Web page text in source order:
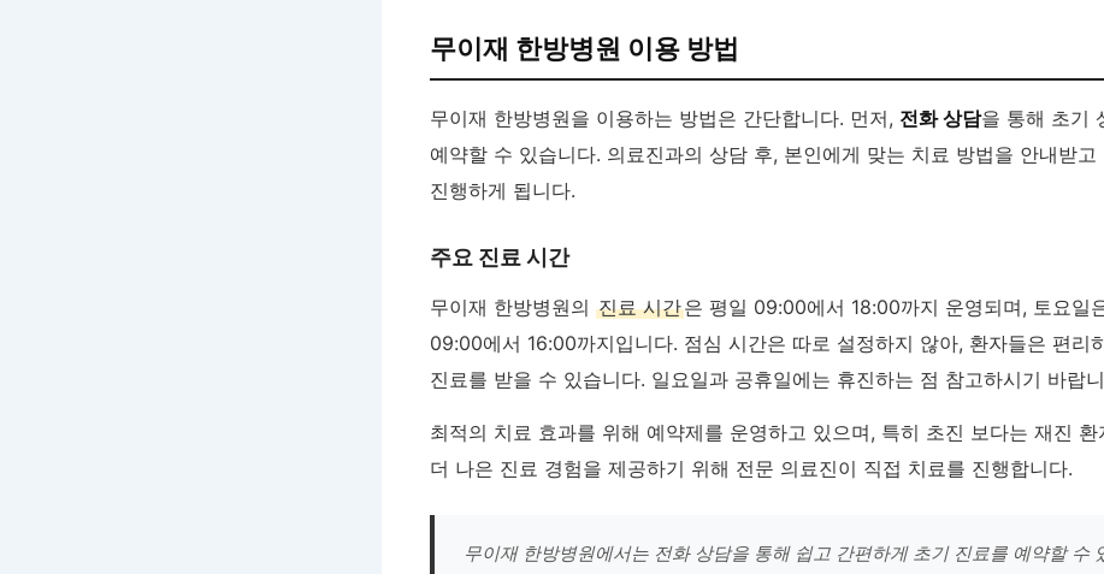
무이재 한방병원 이용 방법
무이재 한방병원을 이용하는 방법은 간단합니다. 먼저, 전화 상담을 통해 초기
예약할 수 있습니다. 의료진과의 상담 후, 본인에게 맞는 치료 방법을 안내받고
진행하게 됩니다.
주요 진료 시간
무이재 한방병원의 진료 시간은 평일 09:00에서 18:00까지 운영되며, 토요일
09:00에서 16:00까지입니다. 점심 시간은 따로 설정하지 않아, 환자들은 편리
진료를 받을 수 있습니다. 일요일과 공휴일에는 휴진하는 점 참고하시기 바랍
최적의 치료 효과를 위해 예약제를 운영하고 있으며, 특히 초진 보다는 재진 환
더 나은 진료 경험을 제공하기 위해 전문 의료진이 직접 치료를 진행합니다.
무이재 한방병원에서는 전화 상담을 통해 쉽고 간편하게 초기 진료를 예약할 수